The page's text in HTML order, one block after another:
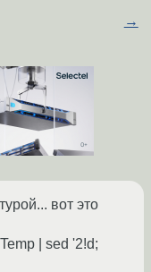
→
вот это
| sed '2!d;